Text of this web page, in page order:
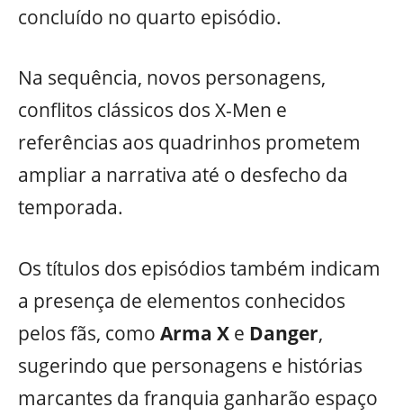
concluído no quarto episódio.
Na sequência, novos personagens,
conflitos clássicos dos X-Men e
referências aos quadrinhos prometem
ampliar a narrativa até o desfecho da
temporada.
Os títulos dos episódios também indicam
a presença de elementos conhecidos
pelos fãs, como Arma X e Danger,
sugerindo que personagens e histórias
marcantes da franquia ganharão espaço